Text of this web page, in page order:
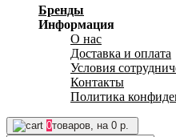
Бренды
Информация
О нас
Доставка и оплата
Условия
Контакты
Политика
0товаров, на 0 р.